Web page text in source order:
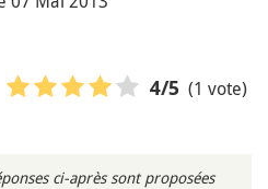
4/5 (1 vote)
ci-après sont proposées